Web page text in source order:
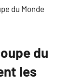
du Monde
du
les